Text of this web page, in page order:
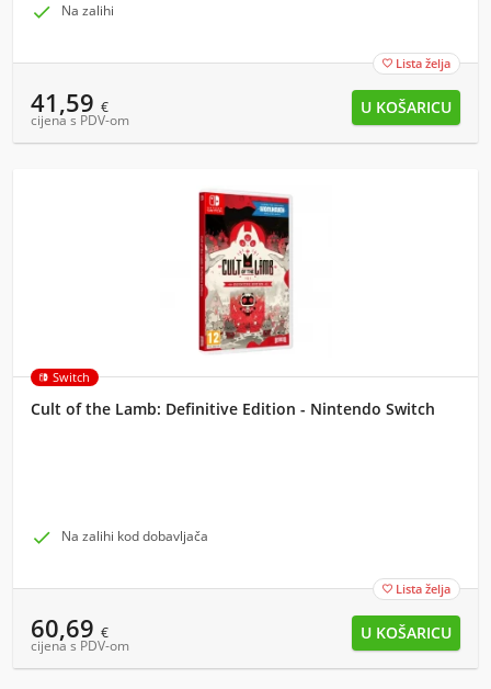
 Na zalihi
 Lista želja
41,59 €
cijena s PDV-om
Switch
Cult of the Lamb: Definitive Edition - Nintendo Switch
 Na zalihi kod dobavljača
 Lista želja
60,69 €
cijena s PDV-om